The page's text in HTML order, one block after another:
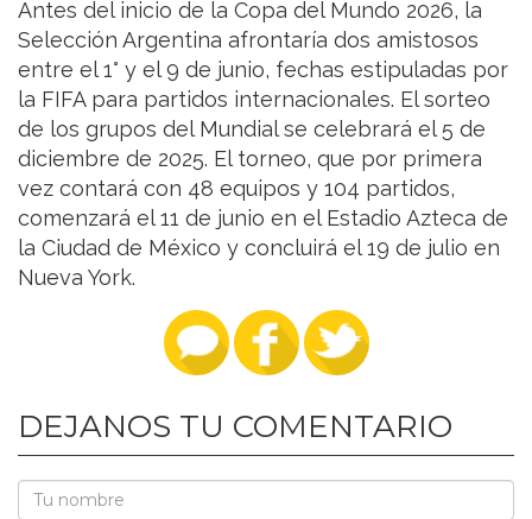
Antes del inicio de la Copa del Mundo 2026, la
Selección Argentina afrontaría dos amistosos
entre el 1° y el 9 de junio, fechas estipuladas por
la FIFA para partidos internacionales. El sorteo
de los grupos del Mundial se celebrará el 5 de
diciembre de 2025. El torneo, que por primera
vez contará con 48 equipos y 104 partidos,
comenzará el 11 de junio en el Estadio Azteca de
la Ciudad de México y concluirá el 19 de julio en
Nueva York.
DEJANOS TU COMENTARIO